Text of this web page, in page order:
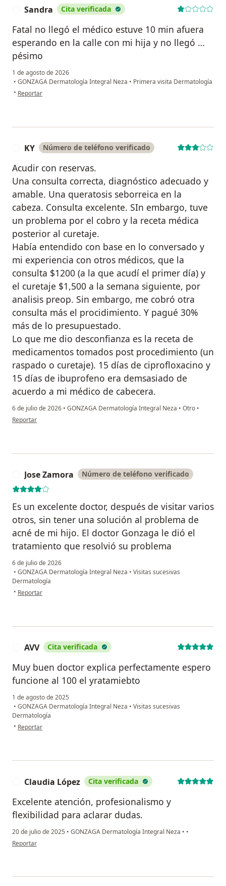
Sandra Cita verificada
Fatal no llegó el médico estuve 10 min afuera
esperando en la calle con mi hija y no llegó …
pésimo
1 de agosto de 2026
• GONZAGA Dermatología Integral Neza • Primera visita Dermatología
• en opinión del usuario Sandra
Reportar
KY Número de teléfono verificado
Acudir con reservas.
Una consulta correcta, diagnóstico adecuado y
amable. Una queratosis seborreica en la
cabeza. Consulta excelente. SIn embargo, tuve
un problema por el cobro y la receta médica
posterior al curetaje.
Había entendido con base en lo conversado y
mi experiencia con otros médicos, que la
consulta $1200 (a la que acudí el primer día) y
el curetaje $1,500 a la semana siguiente, por
analisis preop. Sin embargo, me cobró otra
consulta más el procidimiento. Y pagué 30%
más de lo presupuestado.
Lo que me dio desconfianza es la receta de
medicamentos tomados post procedimiento (un
raspado o curetaje). 15 días de ciprofloxacino y
15 días de ibuprofeno era demsasiado de
acuerdo a mi médico de cabecera.
6 de julio de 2026 • GONZAGA Dermatología Integral Neza • Otro •
en opinión del usuario KY
Reportar
Jose Zamora Número de teléfono verificado
Es un excelente doctor, después de visitar varios
otros, sin tener una solución al problema de
acné de mi hijo. El doctor Gonzaga le dió el
tratamiento que resolvió su problema
6 de julio de 2026
• GONZAGA Dermatología Integral Neza • Visitas sucesivas
Dermatología
• en opinión del usuario Jose Zamora
Reportar
AVV Cita verificada
Muy buen doctor explica perfectamente espero
funcione al 100 el yratamiebto
1 de agosto de 2025
• GONZAGA Dermatología Integral Neza • Visitas sucesivas
Dermatología
• en opinión del usuario AVV
Reportar
Claudia López Cita verificada
Excelente atención, profesionalismo y
flexibilidad para aclarar dudas.
20 de julio de 2025 • GONZAGA Dermatología Integral Neza • •
en opinión del usuario Claudia López
Reportar